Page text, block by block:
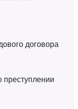
договора